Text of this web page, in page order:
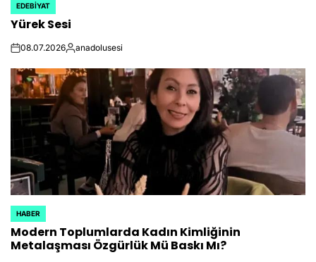
POSTED
IN
EDEBIYAT
Yürek Sesi
on08.07.2026Posted
anadolusesi
POSTED
IN
HABER
Modern Toplumlarda Kadın Kimliğinin
Metalaşması Özgürlük Mü Baskı Mı?